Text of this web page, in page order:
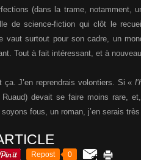
(dans la trame, notamment,
de science-fiction qui clôt le
vaut surtout pour son cadre, un
Tout à fait intéressant, et à
J’en reprendrais volontiers. Si «
devait se faire moins rare,
fous, un roman, j’en serais
Repost 0